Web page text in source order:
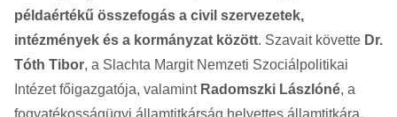
példaértékű összefogás a civil szervezetek,
intézmények és a kormányzat között. Szavait követte Dr.
Tóth Tibor, a Slachta Margit Nemzeti Szociálpolitikai
Intézet főigazgatója, valamint Radomszki Lászlóné, a